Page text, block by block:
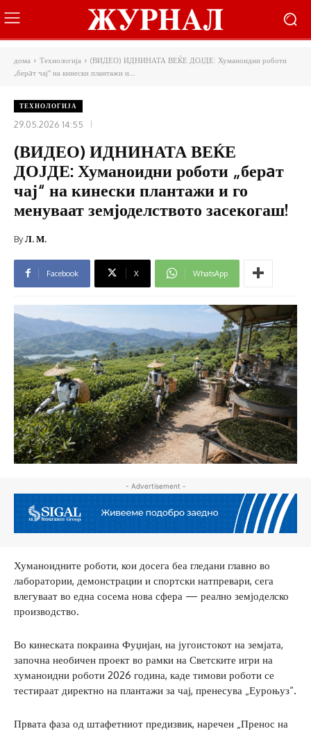
дома Технологија
(ВИДЕО) ИДНИНАТА ВЕЌЕ ДОЈДЕ: Хуманоидни роботи
„берaт чај“ на кинески плантажи и...
ТЕХНОЛОГИЈА
29.05.2026 14:55
(ВИДЕО) ИДНИНАТА ВЕЌЕ
ДОЈДЕ: Хуманоидни роботи „берaт
чај“ на кинески плантажи и го
менуваат земјоделството засекогаш!
ByЛ. М.
Facebook X WhatsApp
- Advertisement -
Хуманоидните роботи, кои досега беа гледани главно во
лаборатории, демонстрации и спортски натпревари, сега
влегуваат во една сосема нова сфера — реално земјоделско
производство.
Во кинеската покраина Фуџијан, на југоистокот на земјата,
започна необичен проект во рамки на Светските игри на
хуманоидни роботи 2026 година, каде тимови роботи се
тестираат директно на плантажи за чај, пренесува „Еуроњуз“.
Првата фаза од штафетниот предизвик, наречен „Пренос на